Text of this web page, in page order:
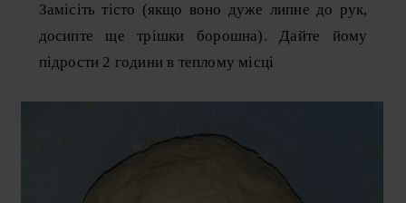
Замісіть тісто (якщо воно дуже липне до рук,
досипте ще трішки борошна). Дайте йому
підрости 2 години в теплому місці